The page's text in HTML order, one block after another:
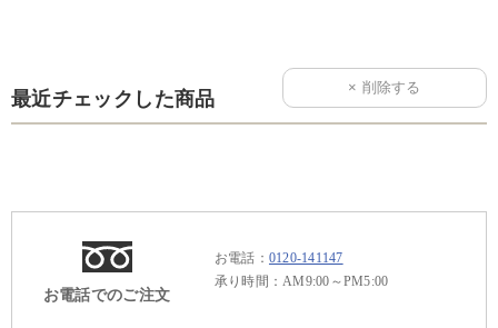
最近チェックした商品
お電話でのご注文
お電話： 0120-141147
承り時間：AM9:00～PM5:00